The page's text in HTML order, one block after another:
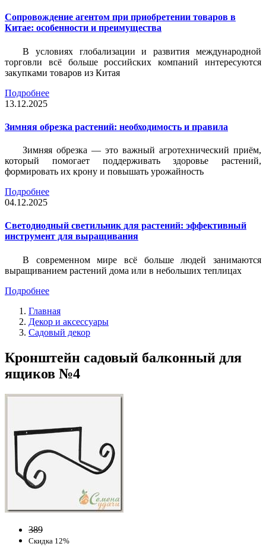
Сопровождение агентом при приобретении товаров в
Китае: особенности и преимущества
В условиях глобализации и развития международной
торговли всё больше российских компаний интересуются
закупками товаров из Китая
Подробнее
13.12.2025
Зимняя обрезка растений: необходимость и правила
Зимняя обрезка — это важный агротехнический приём,
который помогает поддерживать здоровье растений,
формировать их крону и повышать урожайность
Подробнее
04.12.2025
Светодиодный светильник для растений: эффективный
инструмент для выращивания
В современном мире всё больше людей занимаются
выращиванием растений дома или в небольших теплицах
Подробнее
Главная
Декор и аксессуары
Садовый декор
Кронштейн садовый балконный для
ящиков №4
389
Скидка 12%